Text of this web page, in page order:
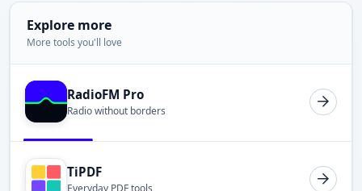
Explore more
More tools you'll love
RadioFM Pro
Radio without borders
TiPDF
Everyday PDF tools